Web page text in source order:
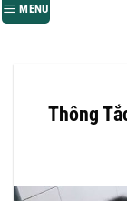
MENU
Thông